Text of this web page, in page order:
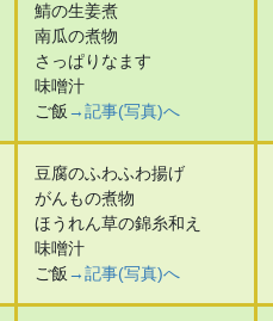
鯖の生姜煮
南瓜の煮物
さっぱりなます
味噌汁
ご飯→記事(写真)へ
豆腐のふわふわ揚げ
がんもの煮物
ほうれん草の錦糸和え
味噌汁
ご飯→記事(写真)へ